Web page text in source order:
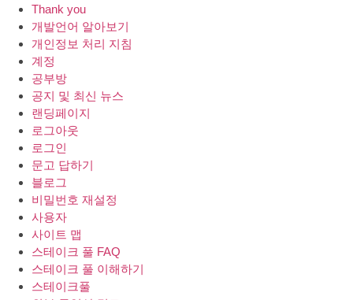
Thank you
개발언어 알아보기
개인정보 처리 지침
계정
공부방
공지 및 최신 뉴스
랜딩페이지
로그아웃
로그인
문고 답하기
블로그
비밀번호 재설정
사용자
사이트 맵
스테이크 풀 FAQ
스테이크 풀 이해하기
스테이크풀